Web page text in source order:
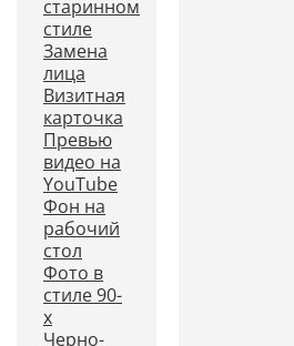
старинном
стиле
Замена
лица
Визитная
карточка
Превью
видео на
YouTube
Фон на
рабочий
стол
Фото в
стиле 90-
х
Черно-